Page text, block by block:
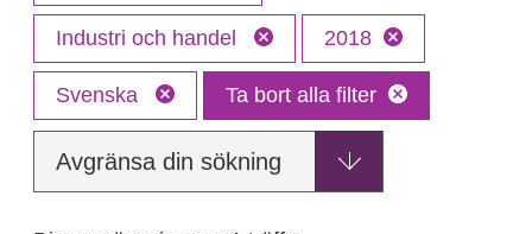
Industri och handel 2018
Svenska Ta bort alla filter
Avgränsa din sökning